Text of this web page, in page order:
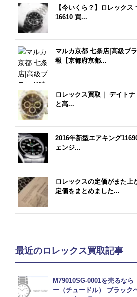
【今いくら？】ロレックス
16610 買...
マルカ京都 七条店|高級ブ
報【京都府京都...
ロレックス買取｜ デイト
と高...
2016年新型エアキング
ェンジ...
ロレックスの定価がまた上
定価をまとめました...
最近のロレックス買取記事
M79010SG-0001を売るなら
ー（チュードル） ブラック